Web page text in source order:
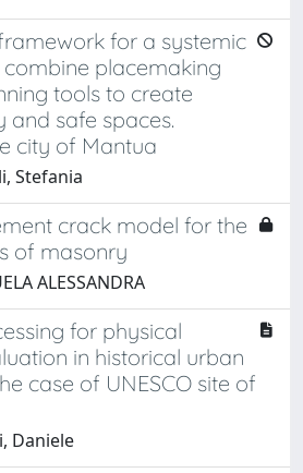
for a systemic
placemaking
tools to create
and safe spaces.
city of Mantua
Stefania
crack model for the
of masonry
ALESSANDRA
for physical
in historical urban
case of UNESCO site of
Daniele